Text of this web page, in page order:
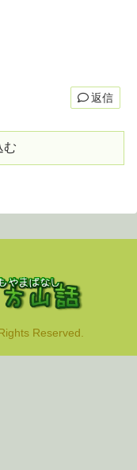
返信
む
Reserved.